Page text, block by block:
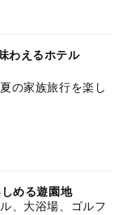
わえるホテル
の家族旅行を楽し
める遊園地
、大浴場、ゴルフ